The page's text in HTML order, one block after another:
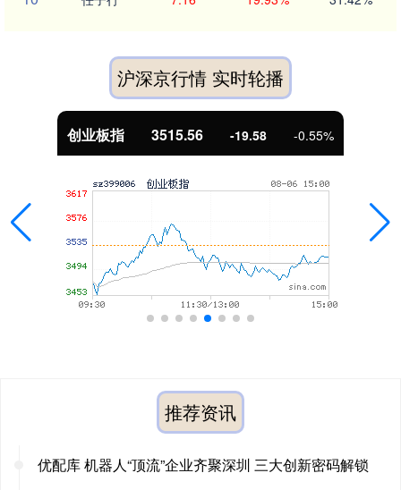
沪深京行情 实时轮播
基金指数 7229.80
推荐资讯
优配库 机器人“顶流”企业齐聚深圳 三大创新密码解锁